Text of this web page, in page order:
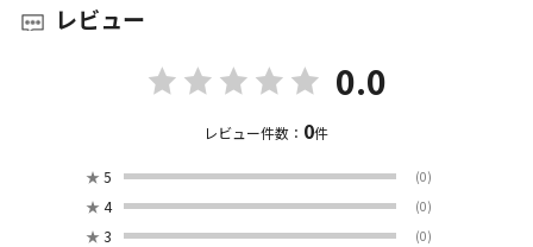
レビュー
0.0
レビュー件数： 0件
★ 5 (0)
★ 4 (0)
★ 3 (0)